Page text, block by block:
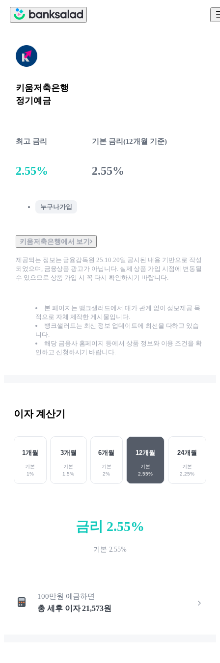
키움저축은행
정기예금
최고 금리
2.55%
기본 금리(12개월 기준)
2.55%
누구나가입
키움저축은행에서 보기
제공되는 정보는 금융감독원25.10.20일 공시된 내용 기반으로 작성
되었으며, 금융상품 광고가 아닙니다. 실제 상품 가입 시점에 변동될
수 있으므로 상품 가입 시 꼭 다시 확인하시기 바랍니다.
본 페이지는 뱅크샐러드에서 대가 관계 없이 정보제공 목
적으로 자체 제작한 게시물입니다.
뱅크샐러드는 최신 정보 업데이트에 최선을 다하고 있습
니다.
해당 금융사 홈페이지 등에서 상품 정보와 이용 조건을 확
인하고 신청하시기 바랍니다.
이자 계산기
1개월
기본
1%
3개월
기본
1.5%
6개월
기본
2%
12개월
기본
2.55%
24개월
기본
2.25%
금리 2.55%
기본 2.55%
100만원 예금하면
총 세후 이자21,573원